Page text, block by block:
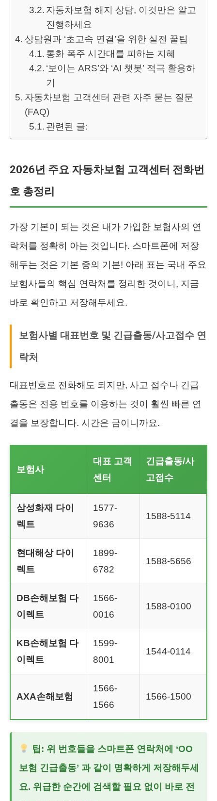
자동차보험 해지 상담, 이것만은 알고
진행하세요
상담원과 ‘초고속 연결’을 위한 실전 꿀팁
통화 폭주 시간대를 피하는 지혜
‘보이는 ARS’와 ‘AI 챗봇’ 적극 활용하
기
자동차보험 고객센터 관련 자주 묻는 질문
(FAQ)
관련된 글:
2026년 주요 자동차보험 고객센터 전화번
호 총정리
가장 기본이 되는 것은 내가 가입한 보험사의 연
락처를 정확히 아는 것입니다. 스마트폰에 저장
해두는 것은 기본 중의 기본! 아래 표는 국내 주요
보험사들의 핵심 연락처를 정리한 것이니, 지금
바로 확인하고 저장해두세요.
보험사별 대표번호 및 긴급출동/사고접수 연
락처
대표번호로 전화해도 되지만, 사고 접수나 긴급
출동은 전용 번호를 이용하는 것이 훨씬 빠른 연
결을 보장합니다. 시간은 금이니까요.
보험사
대표 고객
센터
긴급출동/사
고접수
삼성화재 다이
렉트
1577-
9636
1588-5114
현대해상 다이
렉트
1899-
6782
1588-5656
DB손해보험 다
이렉트
1566-
0016
1588-0100
KB손해보험 다
이렉트
1599-
8001
1544-0114
AXA손해보험
1566-
1566
1566-1500
팁: 위 번호들을 스마트폰 연락처에 ‘OO
보험 긴급출동’ 과 같이 명확하게 저장해두세
요. 위급한 순간에 검색할 필요 없이 바로 전